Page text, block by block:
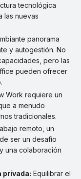
tecnológica
las nuevas
panorama
y autogestión. No
pero las
pueden ofrecer
Work requiere un
que a menudo
tradicionales.
remoto, un
ser un desafío
una colaboración
privada: Equilibrar el